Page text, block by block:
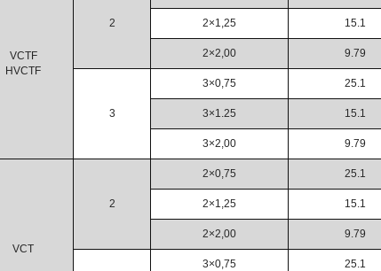
VCTF
HVCTF
2 2×1,25 15.1
2×2,00 9.79
3
3×0,75 25.1
3×1.25 15.1
3×2,00 9.79
VCT
2
2×0,75 25.1
2×1,25 15.1
2×2,00 9.79
3×0,75 25.1